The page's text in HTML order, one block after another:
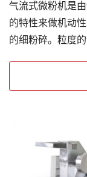
气流式微粉机是
的特性来做机动
的细粉碎。粒度
料品质与机械使
分级机的旋转速